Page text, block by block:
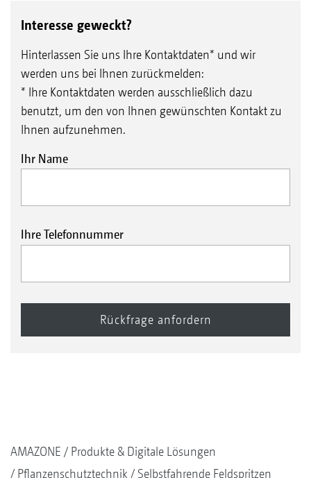
Interesse geweckt?
Hinterlassen Sie uns Ihre Kontaktdaten* und wir
werden uns bei Ihnen zurückmelden:
* Ihre Kontaktdaten werden ausschließlich dazu
benutzt, um den von Ihnen gewünschten Kontakt zu
Ihnen aufzunehmen.
Ihr Name
Ihre Telefonnummer
AMAZONE
Produkte & Digitale Lösungen
Pflanzenschutztechnik
Selbstfahrende Feldspritzen